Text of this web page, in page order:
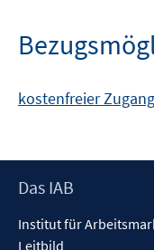
kostenfreier Zugang
Footer
Das IAB
Institut für
Leitbild